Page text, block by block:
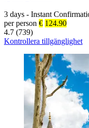
3 days - Instant
per person € 124.90
4.7 (739)
Kontrollera tillgänglighet